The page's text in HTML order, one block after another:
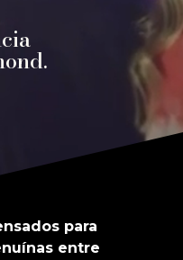
para
entre